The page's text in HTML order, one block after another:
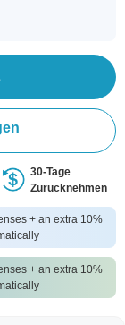
30-Tage
Zurücknehmen
+ an extra 10%
+ an extra 10%